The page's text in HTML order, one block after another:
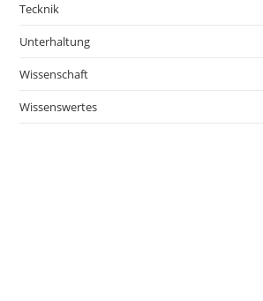
Tecknik
Unterhaltung
Wissenschaft
Wissenswertes